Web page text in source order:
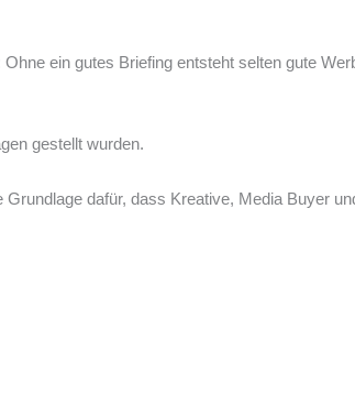
ein gutes Briefing entsteht selten gute
gestellt wurden.
dafür, dass Kreative, Media Buyer